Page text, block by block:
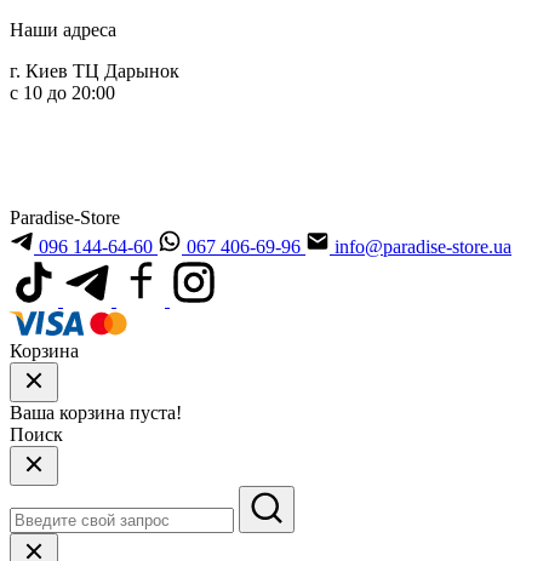
Наши адреса
г. Киев ТЦ Дарынок
с 10 до 20:00
Paradise-Store
096 144-64-60
067 406-69-96 info@paradise-store.ua
Корзина
Ваша корзина пуста!
Поиск